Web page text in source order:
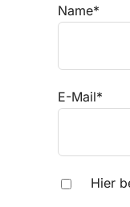
Name*
E-Mail*
Hier